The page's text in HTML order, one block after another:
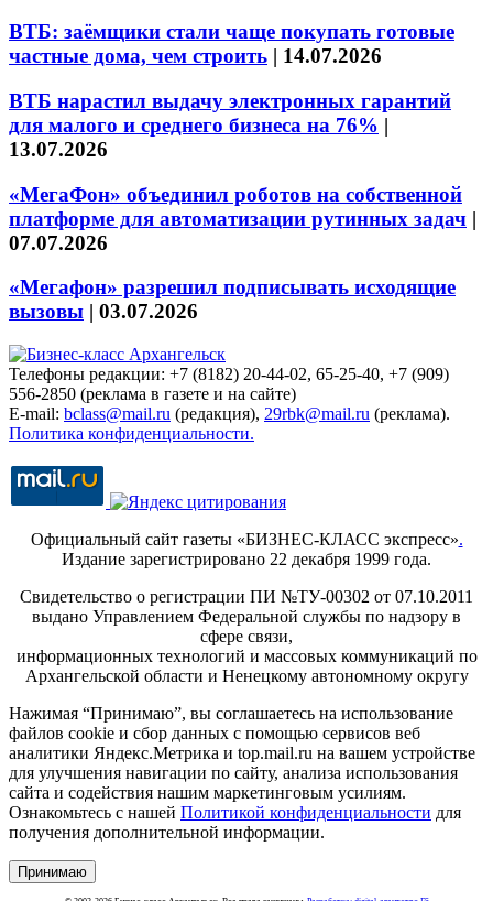
ВТБ: заёмщики стали чаще покупать готовые
частные дома, чем строить | 14.07.2026
ВТБ нарастил выдачу электронных гарантий
для малого и среднего бизнеса на 76% |
13.07.2026
«МегаФон» объединил роботов на собственной
платформе для автоматизации рутинных задач |
07.07.2026
«Мегафон» разрешил подписывать исходящие
вызовы | 03.07.2026
Телефоны редакции: +7 (8182) 20-44-02, 65-25-40, +7 (909)
556-2850 (реклама в газете и на сайте)
E-mail: bclass@mail.ru (редакция), 29rbk@mail.ru (реклама).
Политика конфиденциальности.
Официальный сайт газеты «БИЗНЕС-КЛАСС экспресс».
Издание зарегистрировано 22 декабря 1999 года.
Свидетельство о регистрации ПИ №ТУ-00302 от 07.10.2011
выдано Управлением Федеральной службы по надзору в
сфере связи,
информационных технологий и массовых коммуникаций по
Архангельской области и Ненецкому автономному округу
Нажимая “Принимаю”, вы соглашаетесь на использование
файлов cookie и сбор данных с помощью сервисов веб
аналитики Яндекс.Метрика и top.mail.ru на вашем устройстве
для улучшения навигации по сайту, анализа использования
сайта и содействия нашим маркетинговым усилиям.
Ознакомьтесь с нашей Политикой конфиденциальности для
получения дополнительной информации.
Принимаю